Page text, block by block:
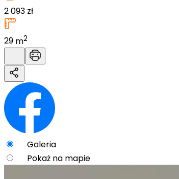
2 093 zł
29 m2
Galeria
Pokaż na mapie